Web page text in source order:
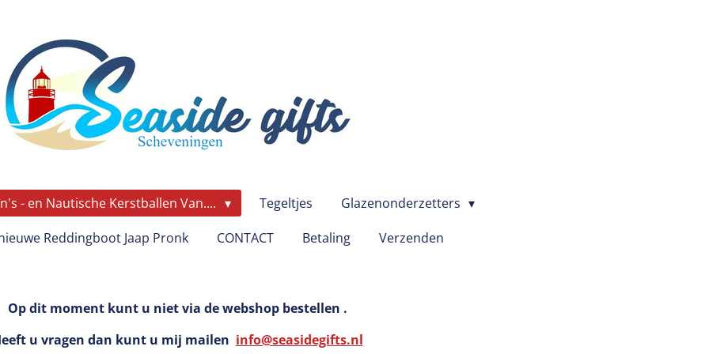
- en Nautische Kerstballen Van.... Tegeltjes
Glazenonderzetters
Reddingboot Jaap Pronk
CONTACT Betaling Verzenden
Op dit moment kunt u niet via de webshop bestellen .
u vragen dan kunt u mij mailen info@seasidegifts.nl